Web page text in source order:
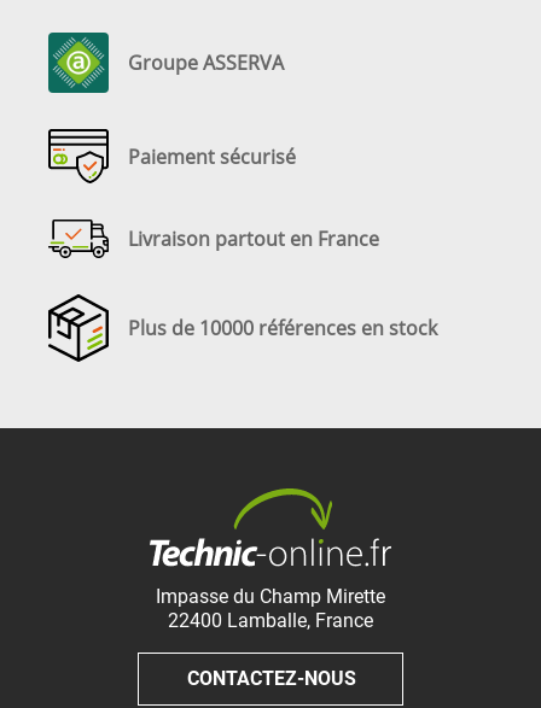
Groupe ASSERVA
Paiement sécurisé
Livraison partout en France
Plus de 10000 références en stock
Impasse du Champ Mirette
22400 Lamballe, France
CONTACTEZ-NOUS